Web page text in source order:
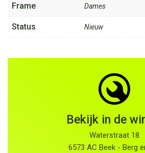
Frame Dames
Status Nieuw
Bekijk in de
Waterstraat 18
6573 AC Beek - Berg